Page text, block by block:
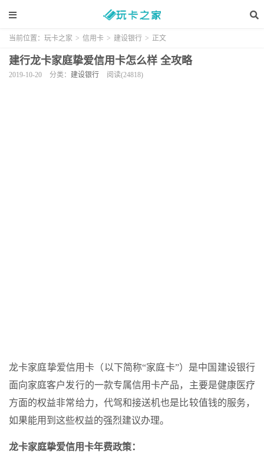
当前位置： 玩卡之家 > 信用卡 > 建设银行 > 正文
建行龙卡家庭挚爱信用卡怎么样 全攻略
2019-10-20 分类： 建设银行 阅读(24818)
龙卡家庭挚爱信用卡（以下简称“家庭卡”）是中国建设银行
面向家庭客户发行的一款专属信用卡产品，主要是健康医疗
方面的权益非常给力，代驾和接送机也是比较值钱的服务，
如果能用到这些权益的强烈建议办理。
龙卡家庭挚爱信用卡年费政策：